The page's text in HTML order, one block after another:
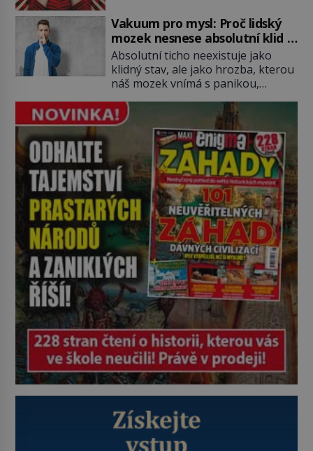
však ukazují, že kvantový svět
funguje jinak, než […]
vznikají ty nejpodivnější optické
iluze? Soustřeď se na to hlavní!
TROXLERŮV EFEKT Náš mozek
zvládne zpracovat hodně informací.
Všechny na světě ale nikoliv, musí
si vybírat! Jak to dělá? Když se […]
Vakuum pro mysl: Proč lidský
mozek nesnese absolutní klid a
začne si vymýšlet horory
Absolutní ticho neexistuje jako
klidný stav, ale jako hrozba, kterou
náš mozek vnímá s panikou,
začne okamžitě produkovat vlastní
děsivé iluze. Představte si místnost,
kde zmizí veškerý šum světa. Žádné
auta, žádný šepot, nic. Místo
vytoužené oázy klidu však
okamžitě nastoupí hluboké
znepokojení. Lidská mysl je totiž
evolučně nastavena na neustálý
[…]